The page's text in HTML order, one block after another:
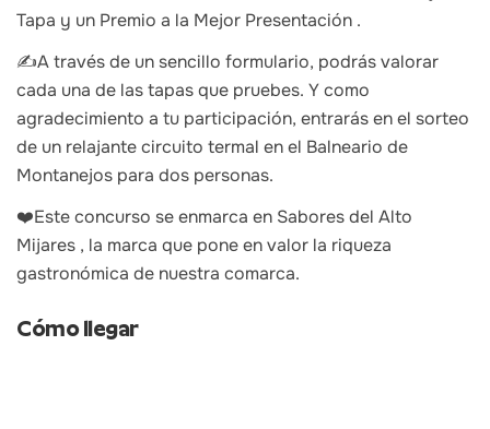
Tapa y un Premio a la Mejor Presentación .
✍A través de un sencillo formulario, podrás valorar
cada una de las tapas que pruebes. Y como
agradecimiento a tu participación, entrarás en el sorteo
de un relajante circuito termal en el Balneario de
Montanejos para dos personas.
❤️Este concurso se enmarca en Sabores del Alto
Mijares , la marca que pone en valor la riqueza
gastronómica de nuestra comarca.
Cómo llegar